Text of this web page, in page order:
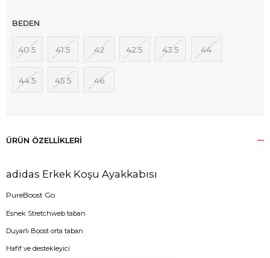
BEDEN
40.5 41.5 42 42.5 43.5 44
44.5 45.5 46
ÜRÜN ÖZELLIKLERI
adidas Erkek Koşu Ayakkabısı
PureBoost Go
Esnek Stretchweb taban
Duyarlı Boost orta taban
Hafif ve destekleyici